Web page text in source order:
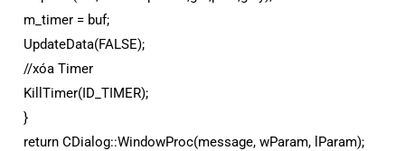
m_timer = buf;
UpdateData(FALSE);
//xóa Timer
KillTimer(ID_TIMER);
}
return CDialog::WindowProc(message, wParam, lParam);